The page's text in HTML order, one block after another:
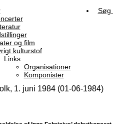
og film
kulturstof
Søg
Links
Organisationer
Komponister
1. juni 1984 (01-06-1984)